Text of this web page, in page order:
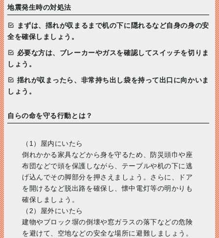
地震発生時の対処法
まずは、揺れが収まるまで机の下に隠れるなど自身の身の安
全を確保しましょう。
必要な方は、ブレーカーやガスを確認してスイッチを切りま
しょう。
揺れが収まったら、非常持ち出し袋を持って出口に向かいま
しょう。
自らの命を守る行動とは？
（1）屋内にいたら
倒れかかる家具などから身を守るため、防災頭巾や座
布団などで頭を保護しながら、テーブルや机の下に逃
げ込んでその脚部分を押さえましょう。さらに、ドア
を開けるなど脱出路を確保し、懐中電灯等の明かりも
確保しましょう。
（2）屋外にいたら
建物やブロック塀の倒壊や窓ガラスの落下などの危険
を避けて、空地などの安全な場所に避難しましょう。